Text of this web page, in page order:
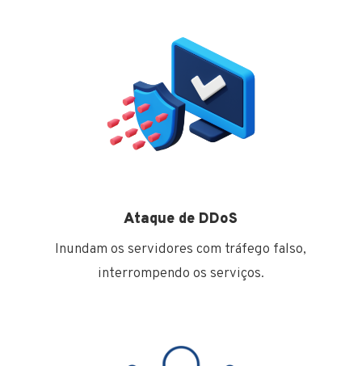
Ataque de DDoS
Inundam os servidores com tráfego falso,
interrompendo os serviços.